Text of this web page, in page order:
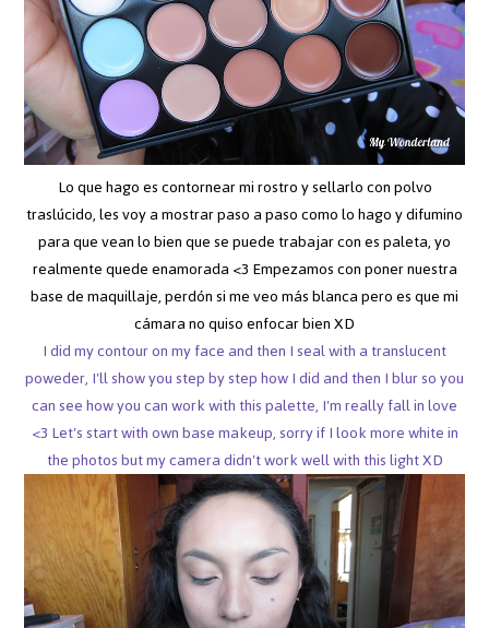
Lo que hago es contornear mi rostro y sellarlo con polvo
traslúcido, les voy a mostrar paso a paso como lo hago y difumino
para que vean lo bien que se puede trabajar con es paleta, yo
realmente quede enamorada <3 Empezamos con poner nuestra
base de maquillaje, perdón si me veo más blanca pero es que mi
cámara no quiso enfocar bien XD
I did my contour on my face and then I seal with a translucent
poweder, I'll show you step by step how I did and then I blur so you
can see how you can work with this palette, I'm really fall in love
<3 Let's start with own base makeup, sorry if I look more white in
the photos but my camera didn't work well with this light XD